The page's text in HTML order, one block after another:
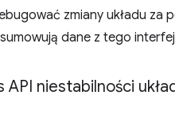
zmiany układu za
dane z tego
niestabilności